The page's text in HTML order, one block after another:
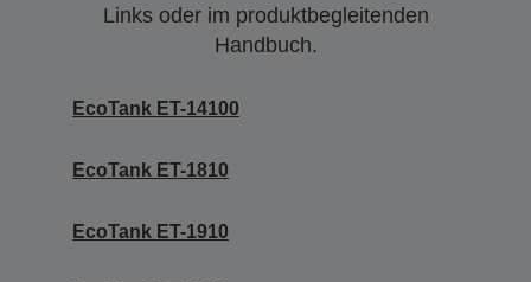
Links oder im produktbegleitenden
Handbuch.
EcoTank ET-14100
EcoTank ET-1810
EcoTank ET-1910